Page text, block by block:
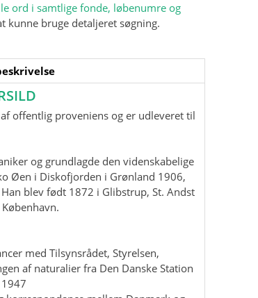
ord i samtlige fonde, løbenumre og
kunne bruge detaljeret søgning.
offentlig proveniens og er udleveret til
og grundlagde den videnskabelige
Øen i Diskofjorden i Grønland 1906,
blev født 1872 i Glibstrup, St. Andst
med Tilsynsrådet, Styrelsen,
af naturalier fra Den Danske Station